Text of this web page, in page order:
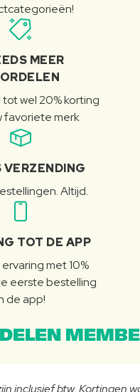
MEER
tot wel 20% korting
favoriete merk
VERZENDING
Altijd.
TOT DE APP
met 10%
eerste bestelling
de app!
inclusief btw. Kortingen